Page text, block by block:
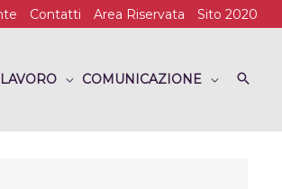
Contatti Area Riservata Sito 2020
LAVORO COMUNICAZIONE